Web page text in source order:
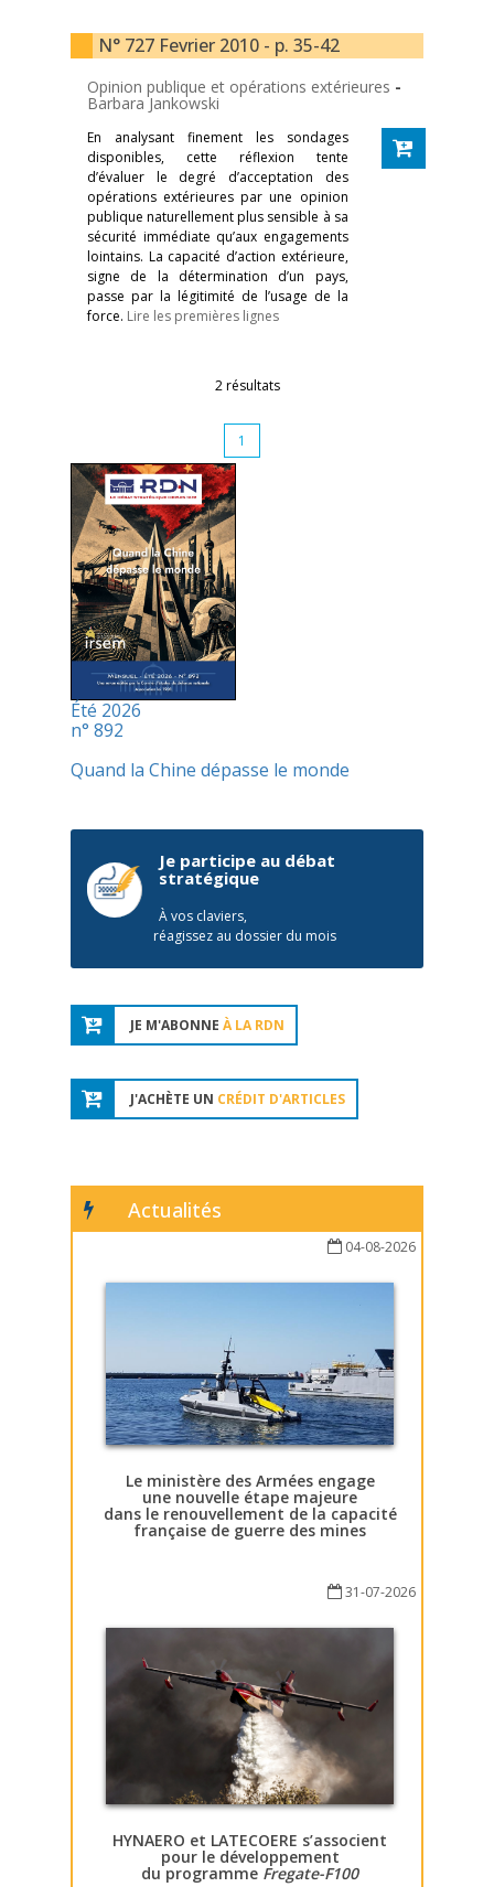
N° 727 Fevrier 2010 - p. 35-42
Opinion publique et opérations extérieures -
Barbara Jankowski
En analysant finement les sondages
disponibles, cette réflexion tente
d’évaluer le degré d’acceptation des
opérations extérieures par une opinion
publique naturellement plus sensible à sa
sécurité immédiate qu’aux engagements
lointains. La capacité d’action extérieure,
signe de la détermination d’un pays,
passe par la légitimité de l’usage de la
force. Lire les premières lignes
2 résultats
1
Été 2026
n° 892
Quand la Chine dépasse le monde
Je participe au débat
stratégique
À vos claviers,
réagissez au dossier du mois
JE M'ABONNE À LA RDN
J'ACHÈTE UN CRÉDIT D'ARTICLES
Actualités
04-08-2026
Le ministère des Armées engage
une nouvelle étape majeure
dans le renouvellement de la capacité
française de guerre des mines
31-07-2026
HYNAERO et LATECOERE s’associent
pour le développement
du programme Fregate-F100